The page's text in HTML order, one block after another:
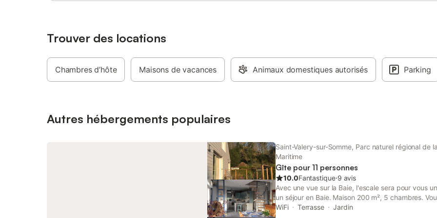
Trouver des locations
Chambres d’hôte Maisons de vacances Animaux domestiques autorisés Parking
Autres hébergements populaires
Saint-Valery-sur-Somme, Parc naturel régional de
Maritime
Gîte pour 11 personnes
10.0Fantastique⋅9 avis
Avec une vue sur la Baie, l'escale sera pour vous
un séjour en Baie. Maison 200 m², 5 chambres.
dans la chambre 4 en plus. il y a 3 terrasses. Vous
WiFi Terrasse Jardin